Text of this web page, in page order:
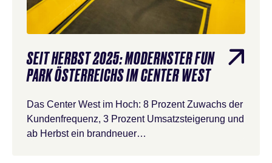
SEIT HERBST 2025: MODERNSTER FUN
PARK ÖSTERREICHS IM CENTER WEST
Das Center West im Hoch: 8 Prozent Zuwachs der
Kundenfrequenz, 3 Prozent Umsatzsteigerung und
ab Herbst ein brandneuer…